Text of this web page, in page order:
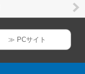
≫ PCサイト